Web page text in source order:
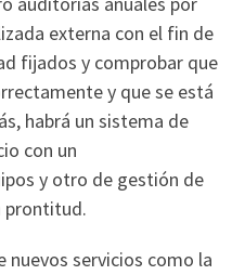
externa con el fin de
fijados y comprobar que
y que se está
habrá un sistema de
con un
y otro de gestión de
prontitud.
servicios como la